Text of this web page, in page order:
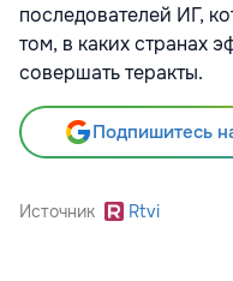
последователей ИГ,
том, в каких странах
совершать теракты.
Подпишитесь
Источник Rtvi